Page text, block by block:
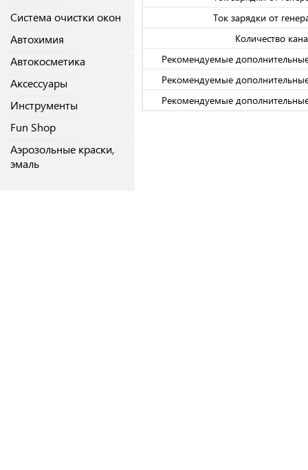
Система очистки окон
Автохимия
Автокосметика
Аксессуары
Инструменты
Fun Shop
Аэрозольные краски,
эмаль
Ток зарядки от
Количество
Рекомендуемые
Рекомендуемые
Рекомендуемые